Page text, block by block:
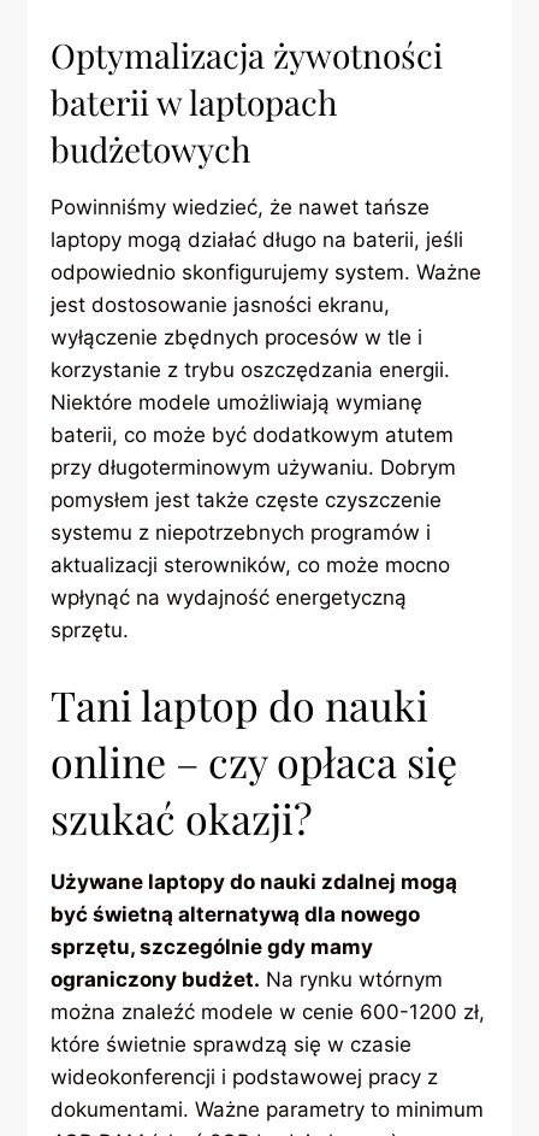
Optymalizacja żywotności
baterii w laptopach
budżetowych
Powinniśmy wiedzieć, że nawet tańsze
laptopy mogą działać długo na baterii, jeśli
odpowiednio skonfigurujemy system. Ważne
jest dostosowanie jasności ekranu,
wyłączenie zbędnych procesów w tle i
korzystanie z trybu oszczędzania energii.
Niektóre modele umożliwiają wymianę
baterii, co może być dodatkowym atutem
przy długoterminowym używaniu. Dobrym
pomysłem jest także częste czyszczenie
systemu z niepotrzebnych programów i
aktualizacji sterowników, co może mocno
wpłynąć na wydajność energetyczną
sprzętu.
Tani laptop do nauki
online – czy opłaca się
szukać okazji?
Używane laptopy do nauki zdalnej mogą
być świetną alternatywą dla nowego
sprzętu, szczególnie gdy mamy
ograniczony budżet. Na rynku wtórnym
można znaleźć modele w cenie 600-1200 zł,
które świetnie sprawdzą się w czasie
wideokonferencji i podstawowej pracy z
dokumentami. Ważne parametry to minimum